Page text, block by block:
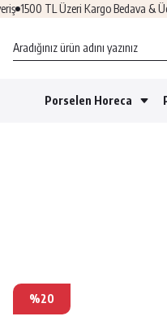
1500 TL Üzeri Kargo Bedava &
Porselen Horeca
%20